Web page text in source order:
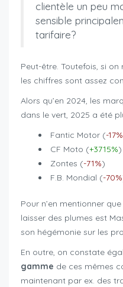
clientèle un peu
sensible
tarifaire?
Peut-être. Toutefois, si on
les chiffres sont assez
Alors qu’en 2024, les
dans le vert, 2025 a été
Fantic Motor (-17%
CF Moto (+3715%)
Zontes (-71%)
F.B. Mondial (-70%
Pour n’en mentionner
laisser des plumes est
son hégémonie sur les
En outre, on constate
gamme de ces mêmes
maintenant par ex. des